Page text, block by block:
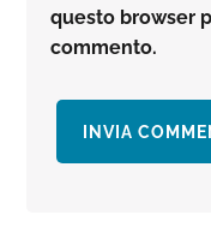
questo browser
commento.